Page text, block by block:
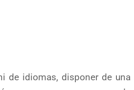
de idiomas, disponer de una